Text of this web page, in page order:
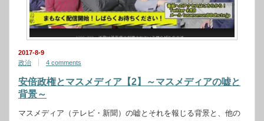
2017-8-9
政治
4 comments
安倍政権とマスメディア【2】～マスメディアの嘘と
背景～
マスメディア（テレビ・新聞）の嘘とそれを報じる背景と、他の